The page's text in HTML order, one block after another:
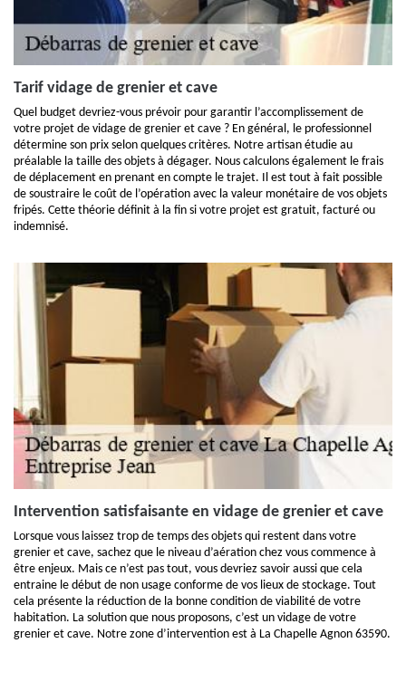
Tarif vidage de grenier et cave
Quel budget devriez-vous prévoir pour garantir l’accomplissement de
votre projet de vidage de grenier et cave ? En général, le professionnel
détermine son prix selon quelques critères. Notre artisan étudie au
préalable la taille des objets à dégager. Nous calculons également le frais
de déplacement en prenant en compte le trajet. Il est tout à fait possible
de soustraire le coût de l’opération avec la valeur monétaire de vos objets
fripés. Cette théorie définit à la fin si votre projet est gratuit, facturé ou
indemnisé.
Intervention satisfaisante en vidage de grenier et cave
Lorsque vous laissez trop de temps des objets qui restent dans votre
grenier et cave, sachez que le niveau d’aération chez vous commence à
être enjeux. Mais ce n’est pas tout, vous devriez savoir aussi que cela
entraine le début de non usage conforme de vos lieux de stockage. Tout
cela présente la réduction de la bonne condition de viabilité de votre
habitation. La solution que nous proposons, c’est un vidage de votre
grenier et cave. Notre zone d’intervention est à La Chapelle Agnon 63590.